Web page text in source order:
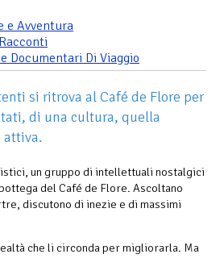
e Avventura
Documentari Di Viaggio
si ritrova al Café de Flore per
di una cultura, quella
attiva.
un gruppo di intellettuali nostalgici
del Café de Flore. Ascoltano
discutono di inezie e di massimi
che li circonda per migliorarla. Ma